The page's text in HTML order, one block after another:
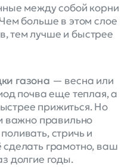
между собой корни
больше в этом слое
тем лучше и быстрее
газона — весна или
почва еще теплая, а
прижиться. Но
важно правильно
стричь и
грамотно, ваш
долгие годы.